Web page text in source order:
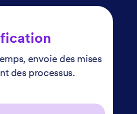
envoie des mises
des processus.